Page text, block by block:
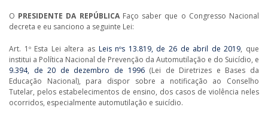
O PRESIDENTE DA REPÚBLICAFaço saber que o Congresso Nacional
decreta e eu sanciono a seguinte Lei:
Art. 1º Esta Lei altera as Leis nºs 13.819, de 26 de abril de 2019, que
institui a Política Nacional de Prevenção da Automutilação e do Suicídio, e
9.394, de 20 de dezembro de 1996(Lei de Diretrizes e Bases da
Educação Nacional), para dispor sobre a notificação ao Conselho
Tutelar, pelos estabelecimentos de ensino, dos casos de violência neles
ocorridos, especialmente automutilação e suicídio.